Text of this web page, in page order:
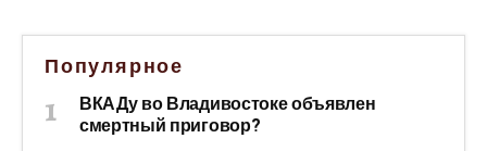
Популярное
ВКАДу во Владивостоке объявлен
смертный приговор?